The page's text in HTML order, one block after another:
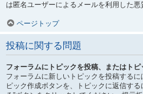
は匿名ユーザーによるメールを利用した悪
ページトップ
投稿に関する問題
フォーラムにトピックを投稿、またはトピ
フォーラムに新しいトピックを投稿する
ピック作成ボタンを、トピックに返信す